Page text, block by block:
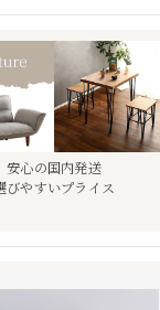
安心の国内発送
びやすいプライス